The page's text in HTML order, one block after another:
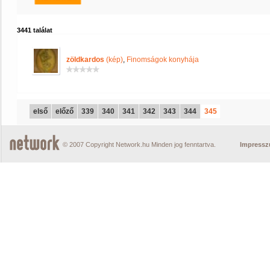
3441 találat
zöldkardos (kép), Finomságok konyhája
első előző 339 340 341 342 343 344 345
© 2007 Copyright Network.hu Minden jog fenntartva.